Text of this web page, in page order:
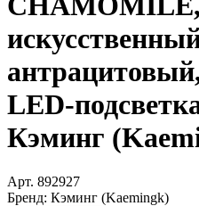
LED-
Кэминг
Арт. 892927
Бренд: Кэминг (Kaemingk)